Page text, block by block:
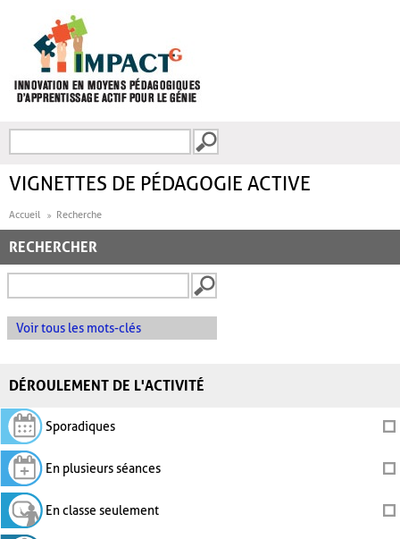
FORMULAIRE DE
VIGNETTES DE PÉDAGOGIE ACTIVE
Accueil Recherche
RECHERCHER
Voir tous les mots-clés
DÉROULEMENT DE L'ACTIVITÉ
Sporadiques
En plusieurs séances
En classe seulement